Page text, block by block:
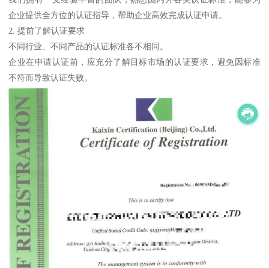
企业提供全方位的认证指导，帮助企业高效完成认证申请。
2. 提前了解认证要求
不同行业、不同产品的认证标准各不相同。
企业在申请认证前，应充分了解目标市场的认证要求，避免因标准
不符而导致认证失败。